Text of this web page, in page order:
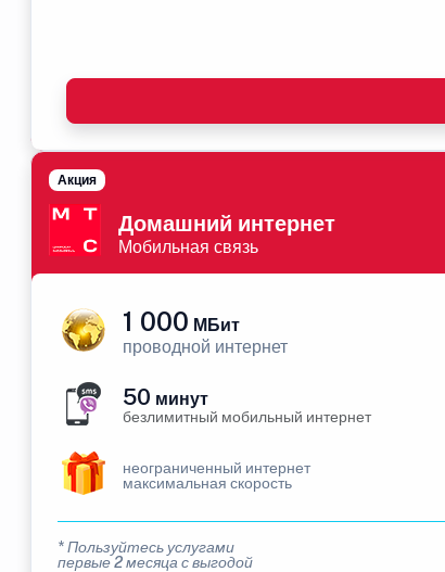
Домашний интернет
Мобильная связь
Акция
1 000 МБит
проводной интернет
50 минут
безлимитный мобильный интернет
неограниченный интернет
максимальная скорость
* Пользуйтесь услугами
первые 2 месяца с выгодой